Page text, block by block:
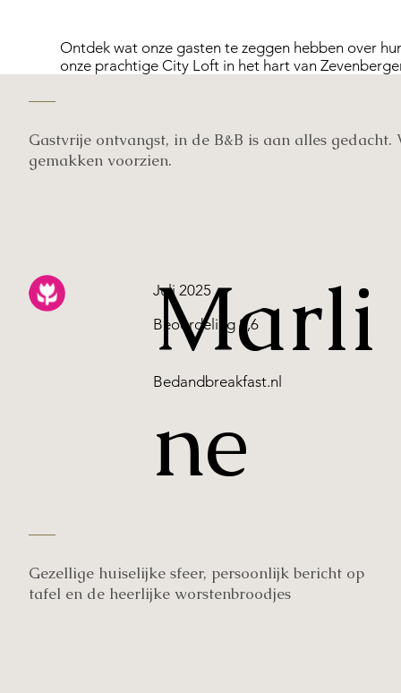
Ontdek wat onze gasten te zeggen hebben over
onze prachtige City Loft in het hart van
Gastvrije ontvangst, in de B&B is aan alles gedacht.
gemakken voorzien.
Marli
ne
Juli 2025
Beoordeling 8,6
Bedandbreakfast.nl
Gezellige huiselijke sfeer, persoonlijk bericht op
tafel en de heerlijke worstenbroodjes